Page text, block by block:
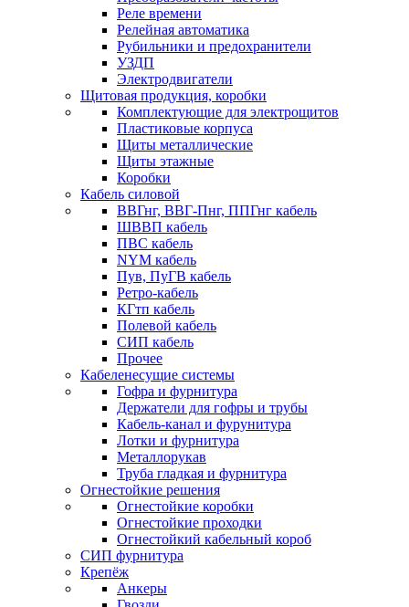
Реле времени
Релейная автоматика
Рубильники и предохранители
УЗДП
Электродвигатели
Щитовая продукция, коробки
Комплектующие для электрощитов
Пластиковые корпуса
Щиты металлические
Щиты этажные
Коробки
Кабель силовой
ВВГнг, ВВГ-Пнг, ППГнг кабель
ШВВП кабель
ПВС кабель
NYM кабель
Пув, ПуГВ кабель
Ретро-кабель
КГтп кабель
Полевой кабель
СИП кабель
Прочее
Кабеленесущие системы
Гофра и фурнитура
Держатели для гофры и трубы
Кабель-канал и фурунитура
Лотки и фурнитура
Металлорукав
Труба гладкая и фурнитура
Огнестойкие решения
Огнестойкие коробки
Огнестойкие проходки
Огнестойкий кабельный короб
СИП фурнитура
Крепёж
Анкеры